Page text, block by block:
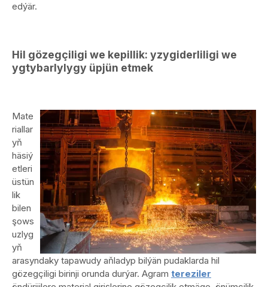
edýär.
Hil gözegçiligi we kepillik: yzygiderliligi we
ygtybarlylygy üpjün etmek
Mate
riallar
yň
häsiý
etleri
üstün
lik
bilen
şows
uzlyg
yň
arasyndaky tapawudy aňladyp bilýän pudaklarda hil
gözegçiligi birinji orunda durýar. Agram tereziler